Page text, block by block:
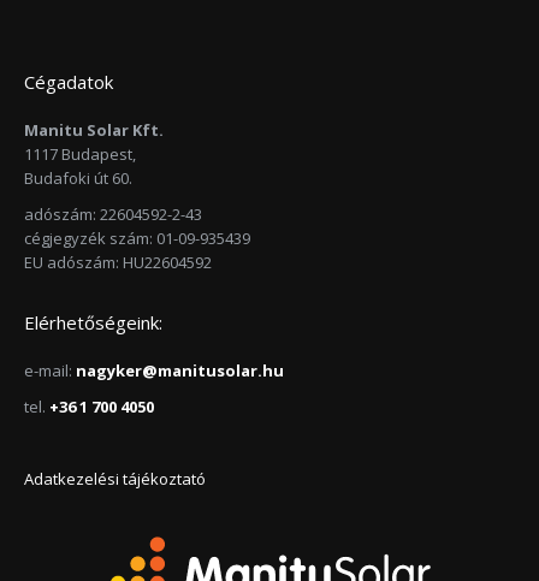
Cégadatok
Manitu Solar Kft.
1117 Budapest,
Budafoki út 60.
adószám: 22604592-2-43
cégjegyzék szám: 01-09-935439
EU adószám: HU22604592
Elérhetőségeink:
e-mail: nagyker@manitusolar.hu
tel. +36 1 700 4050
Adatkezelési tájékoztató